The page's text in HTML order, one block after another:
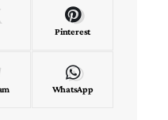
Pinterest
WhatsApp